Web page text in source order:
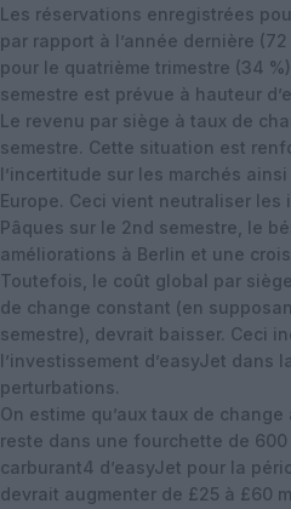
Les réservations enregistrées
par rapport à l’année dernière
pour le quatrième trimestre (34
semestre est prévue à hauteur
Le revenu par siège à taux de
semestre. Cette situation est
l’incertitude sur les marchés
Europe. Ceci vient neutraliser
Pâques sur le 2nd semestre, le
améliorations à Berlin et une
Toutefois, le coût global par
de change constant (en
semestre), devrait baisser. Ceci
l’investissement d’easyJet dans
perturbations.
On estime qu’aux taux de
reste dans une fourchette de
carburant4 d’easyJet pour la
devrait augmenter de £25 à £60